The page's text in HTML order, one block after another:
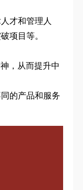
才和管理人
项目等。
，从而提升中
的产品和服务